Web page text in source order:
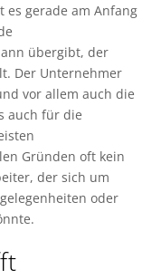
es gerade am Anfang
übergibt, der
Der Unternehmer
vor allem auch die
auch für die
Gründen oft kein
der sich um
oder